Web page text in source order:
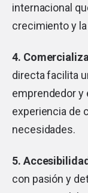
internacional
crecimiento y
4.
directa facilita
emprendedor y
experiencia de
necesidades.
5.
con pasión y